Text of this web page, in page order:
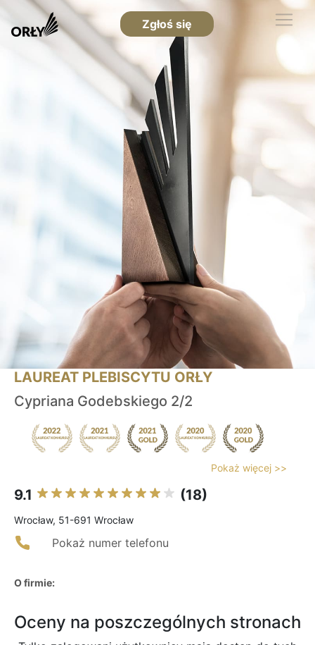
Zgłoś się
LAUREAT PLEBISCYTU ORŁY
Cypriana Godebskiego 2/2
Pokaż więcej >>
9.1 (18)
Wrocław, 51-691 Wrocław
Pokaż numer telefonu
O firmie:
Oceny na poszczególnych stronach